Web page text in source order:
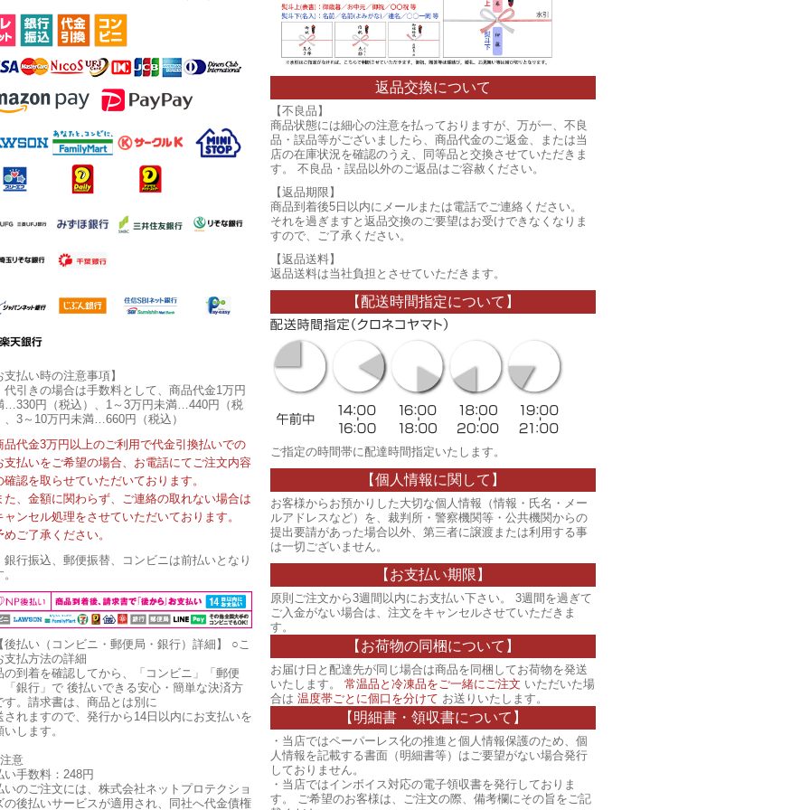
支払い時の注意事項】
代引きの場合は手数料として、商品代金1万円
…330円（税込）、1～3万円未満…440円（税
、3～10万円未満…660円（税込）
代金3万円以上のご利用で代金引換払いでの
支払いをご希望の場合、お電話にてご注文内容
確認を取らせていただいております。
た、金額に関わらず、ご連絡の取れない場合は
ャンセル処理をさせていただいております。
めご了承ください。
銀行振込、郵便振替、コンビニは前払いとなり
後払い（コンビニ・郵便局・銀行）詳細】
○こ
支払方法の詳細
の到着を確認してから、「コンビニ」「郵便
「銀行」で 後払いできる安心・簡単な決済方
す。請求書は、商品とは別に
されますので、発行から14日以内にお支払いを
いします。
意
い手数料：248円
いのご注文には、株式会社ネットプロテクショ
の後払いサービスが適用され、同社へ代金債権
返品交換について
【不良品】
商品状態には細心の注意を払っておりますが、万が一、不良
品・誤品等がございましたら、商品代金のご返金、または当
店の在庫状況を確認のうえ、同等品と交換させていただきま
す。 不良品・誤品以外のご返品はご容赦ください。
【返品期限】
商品到着後5日以内にメールまたは電話でご連絡ください。
それを過ぎますと返品交換のご要望はお受けできなくなりま
すので、ご了承ください。
【返品送料】
返品送料は当社負担とさせていただきます。
【配送時間指定について】
ご指定の時間帯に配達時間指定いたします。
【個人情報に関して】
お客様からお預かりした大切な個人情報（情報・氏名・メー
ルアドレスなど）を、裁判所・警察機関等・公共機関からの
提出要請があった場合以外、第三者に譲渡または利用する事
は一切ございません。
【お支払い期限】
原則ご注文から3週間以内にお支払い下さい。 3週間を過ぎて
ご入金がない場合は、注文をキャンセルさせていただきま
す。
【お荷物の同梱について】
お届け日と配達先が同じ場合は商品を同梱してお荷物を発送
いたします。 常温品と冷凍品をご一緒にご注文 いただいた場
合は 温度帯ごとに個口を分けて お送りいたします。
【明細書・領収書について】
・当店ではペーパーレス化の推進と個人情報保護のため、個
人情報を記載する書面（明細書等）はご要望がない場合発行
しておりません。
・当店ではインボイス対応の電子領収書を発行しておりま
す。 ご希望のお客様は、ご注文の際、備考欄にその旨をご記